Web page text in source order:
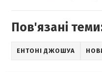
Пов'язані
ЕНТОНІ ДЖОШУА